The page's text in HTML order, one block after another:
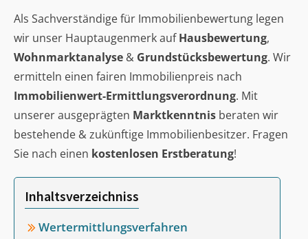
Als Sachverständige für Immobilienbewertung legen
wir unser Hauptaugenmerk aufHausbewertung,
Wohnmarktanalyse & Grundstücksbewertung. Wir
ermitteln einen fairen Immobilienpreis nach
Immobilienwert-Ermittlungsverordnung. Mit
unserer ausgeprägten Marktkenntnis beraten wir
bestehende & zukünftige Immobilienbesitzer. Fragen
Sie nach einen kostenlosen Erstberatung!
Inhaltsverzeichniss
Wertermittlungsverfahren